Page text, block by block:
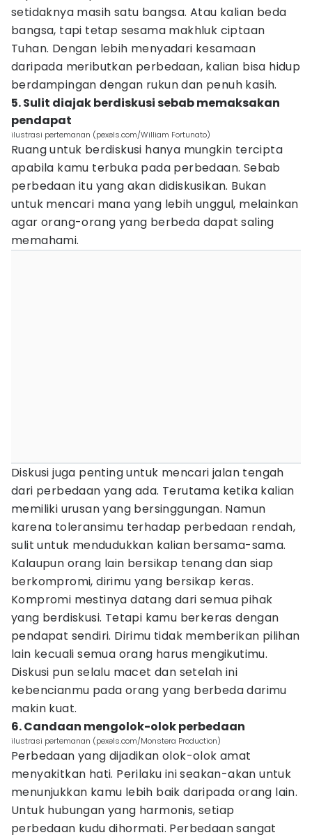
setidaknya masih satu bangsa. Atau kalian beda
bangsa, tapi tetap sesama makhluk ciptaan
Tuhan. Dengan lebih menyadari kesamaan
daripada meributkan perbedaan, kalian bisa hidup
berdampingan dengan rukun dan penuh kasih.
5. Sulit diajak berdiskusi sebab memaksakan
pendapat
ilustrasi pertemanan (pexels.com/William Fortunato)
Ruang untuk berdiskusi hanya mungkin tercipta
apabila kamu terbuka pada perbedaan. Sebab
perbedaan itu yang akan didiskusikan. Bukan
untuk mencari mana yang lebih unggul, melainkan
agar orang-orang yang berbeda dapat saling
memahami.
Diskusi juga penting untuk mencari jalan tengah
dari perbedaan yang ada. Terutama ketika kalian
memiliki urusan yang bersinggungan. Namun
karena toleransimu terhadap perbedaan rendah,
sulit untuk mendudukkan kalian bersama-sama.
Kalaupun orang lain bersikap tenang dan siap
berkompromi, dirimu yang bersikap keras.
Kompromi mestinya datang dari semua pihak
yang berdiskusi. Tetapi kamu berkeras dengan
pendapat sendiri. Dirimu tidak memberikan pilihan
lain kecuali semua orang harus mengikutimu.
Diskusi pun selalu macet dan setelah ini
kebencianmu pada orang yang berbeda darimu
makin kuat.
6. Candaan mengolok-olok perbedaan
ilustrasi pertemanan (pexels.com/Monstera Production)
Perbedaan yang dijadikan olok-olok amat
menyakitkan hati. Perilaku ini seakan-akan untuk
menunjukkan kamu lebih baik daripada orang lain.
Untuk hubungan yang harmonis, setiap
perbedaan kudu dihormati. Perbedaan sangat